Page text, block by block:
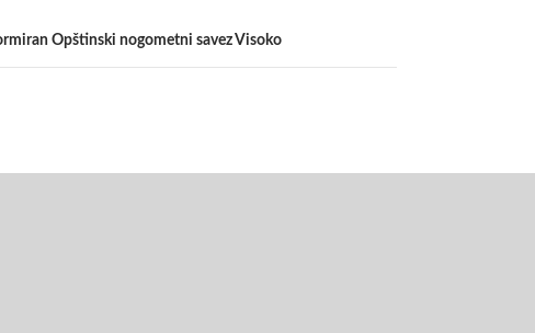
Opštinski nogometni savez Visoko